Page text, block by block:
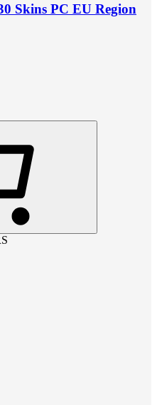
Skins PC EU Region